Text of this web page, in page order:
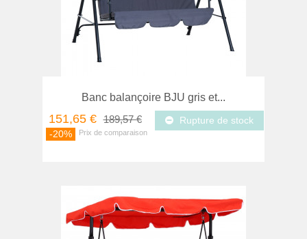
Banc balançoire BJU gris et...
151,65 € 189,57 €
-20%
Rupture de stock